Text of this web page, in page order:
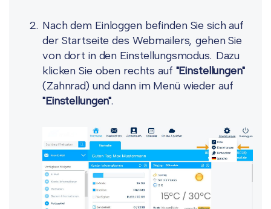
Nach dem Einloggen befinden Sie sich auf
der Startseite des Webmailers, gehen Sie
von dort in den Einstellungsmodus. Dazu
klicken Sie oben rechts auf "Einstellungen"
(Zahnrad) und dann im Menü wieder auf
"Einstellungen".